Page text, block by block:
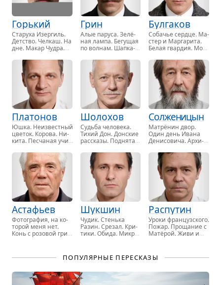
Горький
Ста­ру­ха Изер­гиль.
Дет­ство. Чел­каш. На
дне. Макар Чудра.
Грин
Алые па­ру­са. Зелё­
ная лампа. Бе­гу­щая
по вол­нам. Шапка-
Булгаков
Со­ба­чье серд­це. Ма­
стер и Мар­га­ри­та.
Белая гвар­дия. Мор­
Платонов
Юшка. Не­из­вест­ный
цве­ток. Ко­ро­ва. Ни­
ки­та. Пес­ча­ная учи­
Шолохов
Судь­ба че­ло­ве­ка.
Тихий Дон. Дон­ские
рас­ска­зы. Под­ня­тая
Солженицын
Мат­рёнин двор.
Один день Ивана
Де­ни­со­ви­ча. Ар­хи­
жаль, …
Астафьев
Фо­то­гра­фия, на ко­
то­рой меня нет.
Конь с ро­зо­вой гри­
Шукшин
Чудик. Стень­ка
Разин. Сре­зал. Кри­
ти­ки. Обида. Ми­кро­
Распутин
Уроки фран­цуз­ско­го.
Пожар. Про­ща­ние с
Матёрой. Живи и
ПОПУЛЯРНЫЕ ПЕРЕСКАЗЫ